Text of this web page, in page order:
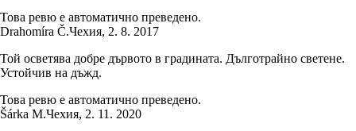
Това ревю е автоматично преведено.
Drahomíra Č.Чехия, 2. 8. 2017
Той осветява добре дървото в градината. Дълготрайно светене.
Устойчив на дъжд.
Това ревю е автоматично преведено.
Šárka M.Чехия, 2. 11. 2020